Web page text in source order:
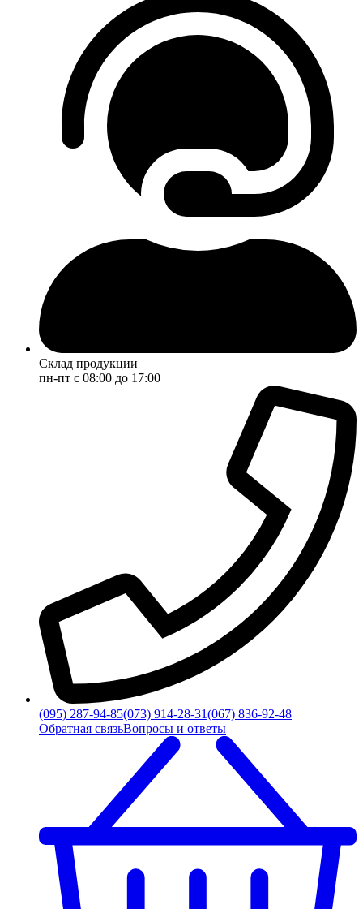
Склад продукции
пн-пт с 08:00 до 17:00
(095) 287-94-85(073) 914-28-31(067) 836-92-48
Обратная связьВопросы и ответы